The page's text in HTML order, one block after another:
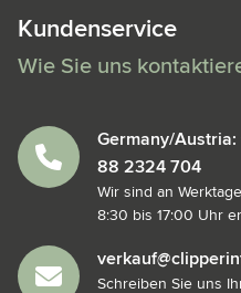
Kundenservice
Wie Sie uns
Germany/Austria:
88 2324 704
Wir sind an
8:30 bis 17:00 Uhr
Schreiben Sie uns